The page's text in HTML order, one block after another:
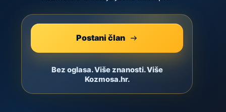
Postani član
Bez oglasa. Više znanosti. Više
Kozmosa.hr.